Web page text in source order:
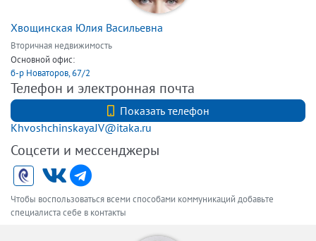
Хвощинская Юлия Васильевна
Вторичная недвижимость
Основной офис:
б-р Новаторов, 67/2
Телефон и электронная почта
Показать телефон
KhvoshchinskayaJV@itaka.ru
Соцсети и мессенджеры
Чтобы воспользоваться всеми способами коммуникаций добавьте
специалиста себе в контакты